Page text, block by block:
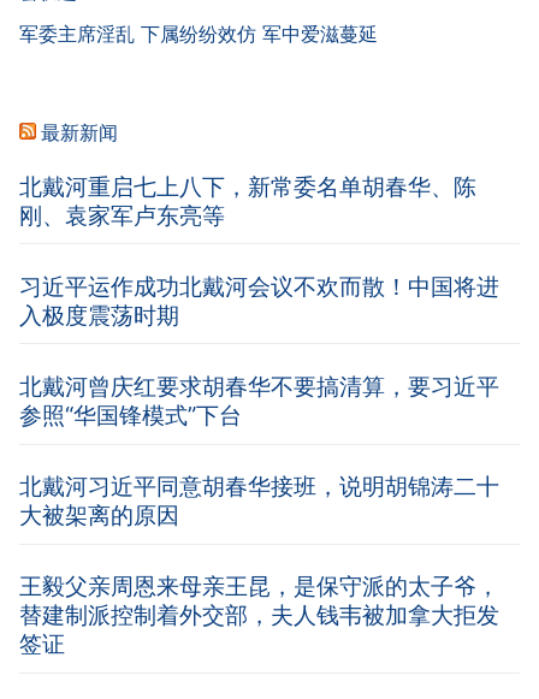
军委主席淫乱 下属纷纷效仿 军中爱滋蔓延
最新新闻
北戴河重启七上八下，新常委名单胡春华、陈
刚、袁家军卢东亮等
习近平运作成功北戴河会议不欢而散！中国将进
入极度震荡时期
北戴河曾庆红要求胡春华不要搞清算，要习近平
参照“华国锋模式”下台
北戴河习近平同意胡春华接班，说明胡锦涛二十
大被架离的原因
王毅父亲周恩来母亲王昆，是保守派的太子爷，
替建制派控制着外交部，夫人钱韦被加拿大拒发
签证